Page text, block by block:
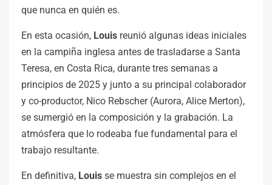
que nunca en quién es.
En esta ocasión, Louis reunió algunas ideas iniciales
en la campiña inglesa antes de trasladarse a Santa
Teresa, en Costa Rica, durante tres semanas a
principios de 2025 y junto a su principal colaborador
y co-productor, Nico Rebscher (Aurora, Alice Merton),
se sumergió en la composición y la grabación. La
atmósfera que lo rodeaba fue fundamental para el
trabajo resultante.
En definitiva, Louis se muestra sin complejos en el